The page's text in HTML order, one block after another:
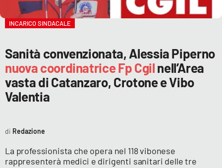
INCARICO SINDACALE
Sanità convenzionata, Alessia Piperno
nuova coordinatrice Fp Cgilnell’Area
vasta di Catanzaro, Crotone e Vibo
Valentia
La professionista che opera nel 118 vibonese
rappresenterà medici e dirigenti sanitari delle tre
Redazione